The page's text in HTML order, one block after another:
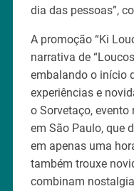
dia das pessoas”,
A promoção “Ki
narrativa de
embalando o início
experiências e
o Sorvetaço, evento
em São Paulo, que
em apenas uma
também trouxe
combinam